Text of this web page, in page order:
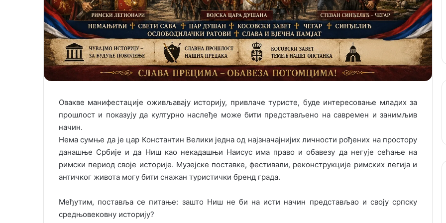
Овакве манифестације оживљавају историју, привлаче туристе, буде интересовање младих за
прошлост и показују да културно наслеђе може бити представљено на савремен и занимљив
начин.
Нема сумње да је цар Константин Велики једна од најзначајнијих личности рођених на простору
данашње Србије и да Ниш као некадашњи Наисус има право и обавезу да негује сећање на
римски период своје историје. Музејске поставке, фестивали, реконструкције римских легија и
античког живота могу бити снажан туристички бренд града.
Међутим, поставља се питање: зашто Ниш не би на исти начин представљао и своју српску
средњовековну историју?